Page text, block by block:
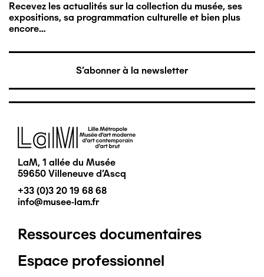
Recevez les actualités sur la collection du musée, ses
expositions, sa programmation culturelle et bien plus
encore…
S'abonner à la newsletter
Image
LaM, 1 allée du Musée
59650 Villeneuve d'Ascq
+33 (0)3 20 19 68 68
info@musee-lam.fr
Pied
de
Ressources documentaires
Espace professionnel